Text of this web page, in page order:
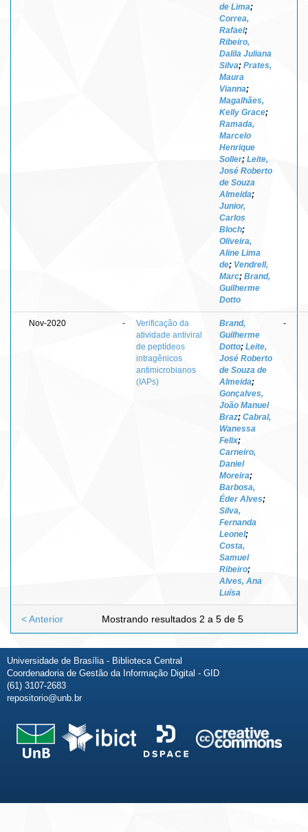
de Lima;
Correa,
Rafael;
Ribeiro,
Dalila Juliana
Silva; Prates,
Maura
Vianna;
Magalhães,
Kelly Grace;
Ramada,
Marcelo
Henrique
Soller; Leite,
José Roberto
de Souza
Almeida;
Junior,
Carlos
Bloch;
Oliveira,
Aline Lima
de; Vendrell,
Marc; Brand,
Guilherme
Dotto
Nov-2020 -
Verificação da
atividade antiviral
de peptídeos
intragênicos
antimicrobianos
(IAPs)
Brand,
Guilherme
Dotto; Leite,
José Roberto
de Souza de
Almeida;
Gonçalves,
João Manuel
Braz; Cabral,
Wanessa
Felix;
Carneiro,
Daniel
Moreira;
Barbosa,
Éder Alves;
Silva,
Fernanda
Leonel;
Costa,
Samuel
Ribeiro;
Alves, Ana
Luísa
-
Mostrando resultados 2 a 5 de 5
< Anterior
Universidade de Brasília - Biblioteca Central
Coordenadoria de Gestão da Informação Digital - GID
(61) 3107-2683
repositorio@unb.br